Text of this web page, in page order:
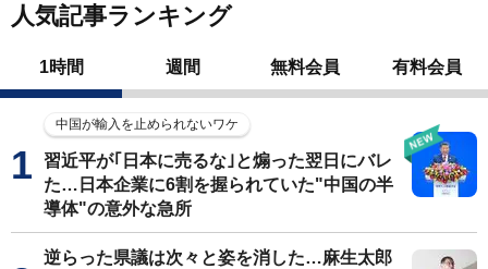
人気記事ランキング
1時間 週間 無料会員 有料会員
中国が輸入を止められないワケ
習近平が｢日本に売るな｣と煽った翌日にバレ
た…日本企業に6割を握られていた"中国の半
導体"の意外な急所
逆らった県議は次々と姿を消した…麻生太郎